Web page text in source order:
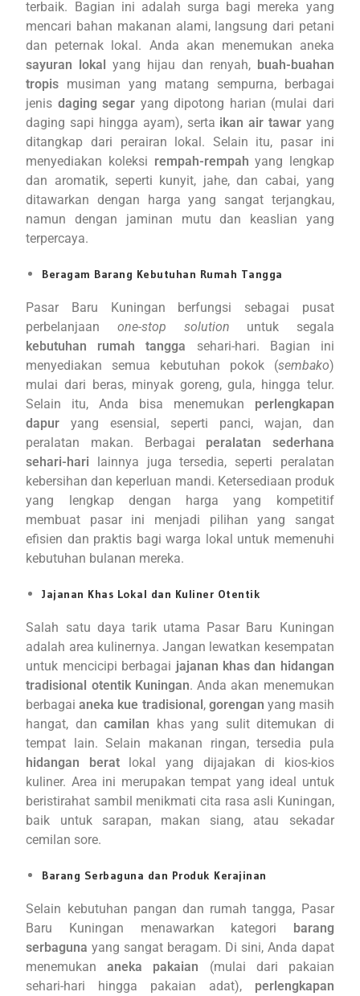
terbaik. Bagian ini adalah surga bagi mereka yang
mencari bahan makanan alami, langsung dari petani
dan peternak lokal. Anda akan menemukan aneka
sayuran lokal yang hijau dan renyah, buah-buahan
tropis musiman yang matang sempurna, berbagai
jenis daging segar yang dipotong harian (mulai dari
daging sapi hingga ayam), serta ikan air tawaryang
ditangkap dari perairan lokal. Selain itu, pasar ini
menyediakan koleksi rempah-rempah yang lengkap
dan aromatik, seperti kunyit, jahe, dan cabai, yang
ditawarkan dengan harga yang sangat terjangkau,
namun dengan jaminan mutu dan keaslian yang
terpercaya.
Beragam Barang Kebutuhan Rumah Tangga
Pasar Baru Kuningan berfungsi sebagai pusat
perbelanjaan one-stop solution untuk segala
kebutuhan rumah tangga sehari-hari. Bagian ini
menyediakan semua kebutuhan pokok (sembako)
mulai dari beras, minyak goreng, gula, hingga telur.
Selain itu, Anda bisa menemukan perlengkapan
dapur yang esensial, seperti panci, wajan, dan
peralatan makan. Berbagai peralatan sederhana
sehari-hari lainnya juga tersedia, seperti peralatan
kebersihan dan keperluan mandi. Ketersediaan produk
yang lengkap dengan harga yang kompetitif
membuat pasar ini menjadi pilihan yang sangat
efisien dan praktis bagi warga lokal untuk memenuhi
kebutuhan bulanan mereka.
Jajanan Khas Lokal dan Kuliner Otentik
Salah satu daya tarik utama Pasar Baru Kuningan
adalah area kulinernya. Jangan lewatkan kesempatan
untuk mencicipi berbagai jajanan khas dan hidangan
tradisional otentik Kuningan. Anda akan menemukan
berbagaianeka kue tradisional, gorengan yang masih
hangat, dancamilan khas yang sulit ditemukan di
tempat lain. Selain makanan ringan, tersedia pula
hidangan beratlokal yang dijajakan di kios-kios
kuliner. Area ini merupakan tempat yang ideal untuk
beristirahat sambil menikmati cita rasa asli Kuningan,
baik untuk sarapan, makan siang, atau sekadar
cemilan sore.
Barang Serbaguna dan Produk Kerajinan
Selain kebutuhan pangan dan rumah tangga, Pasar
Baru Kuningan menawarkan kategori barang
serbaguna yang sangat beragam. Di sini, Anda dapat
menemukananeka pakaian (mulai dari pakaian
sehari-hari hingga pakaian adat), perlengkapan